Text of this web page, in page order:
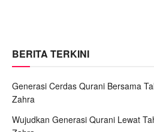
BERITA TERKINI
Generasi Cerdas Qurani Bersama
Zahra
Wujudkan Generasi Qurani Lewat